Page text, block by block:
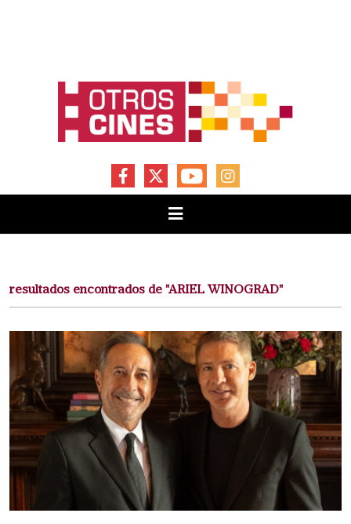
FACEBOOKYOUTUBEINSTAGRAM
resultados encontrados de "ARIEL WINOGRAD"